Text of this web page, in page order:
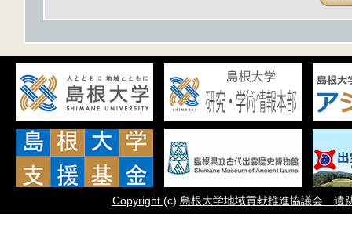
Copyright (c) 島根大学地域貢献推進協議会 遺